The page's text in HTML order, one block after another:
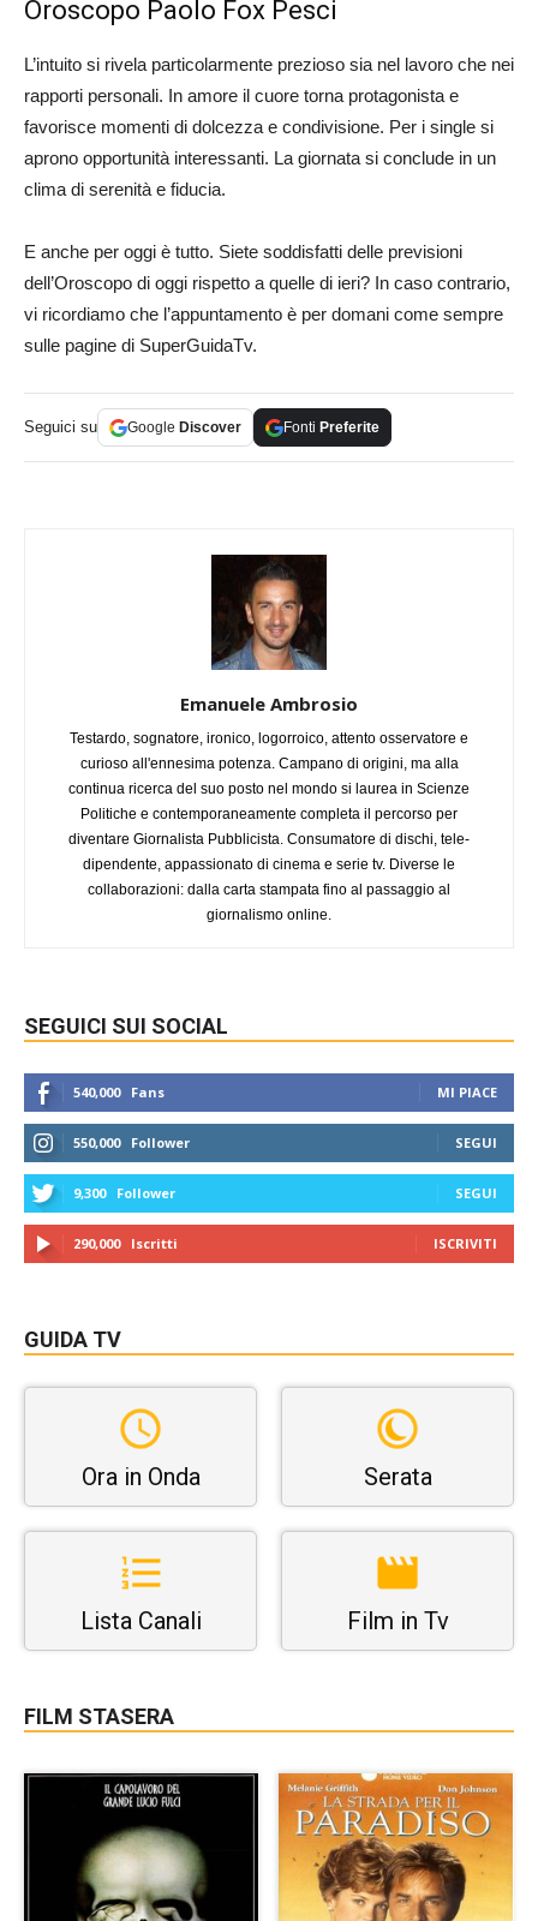
Oroscopo Paolo Fox Pesci
L’intuito si rivela particolarmente prezioso sia nel lavoro che nei
rapporti personali. In amore il cuore torna protagonista e
favorisce momenti di dolcezza e condivisione. Per i single si
aprono opportunità interessanti. La giornata si conclude in un
clima di serenità e fiducia.
E anche per oggi è tutto. Siete soddisfatti delle previsioni
dell’Oroscopo di oggi rispetto a quelle di ieri? In caso contrario,
vi ricordiamo che l’appuntamento è per domani come sempre
sulle pagine di SuperGuidaTv.
Seguici su Google Discover Fonti Preferite
Emanuele Ambrosio
Testardo, sognatore, ironico, logorroico, attento osservatore e
curioso all'ennesima potenza. Campano di origini, ma alla
continua ricerca del suo posto nel mondo si laurea in Scienze
Politiche e contemporaneamente completa il percorso per
diventare Giornalista Pubblicista. Consumatore di dischi, tele-
dipendente, appassionato di cinema e serie tv. Diverse le
collaborazioni: dalla carta stampata fino al passaggio al
giornalismo online.
SEGUICI SUI SOCIAL
540,000 Fans MI PIACE
550,000 Follower SEGUI
9,300 Follower SEGUI
290,000 Iscritti ISCRIVITI
GUIDA TV
Ora in Onda Serata
Lista Canali Film in Tv
FILM STASERA